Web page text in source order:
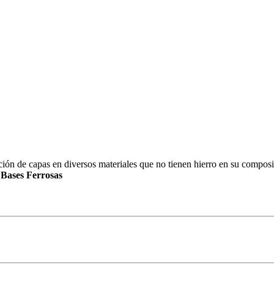
de capas en diversos materiales que no tienen hierro en su
Bases Ferrosas